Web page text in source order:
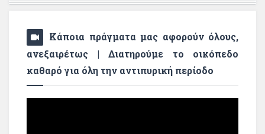
Κάποια πράγματα μας αφορούν όλους,
ανεξαιρέτως | Διατηρούμε το οικόπεδο
καθαρό για όλη την αντιπυρική περίοδο